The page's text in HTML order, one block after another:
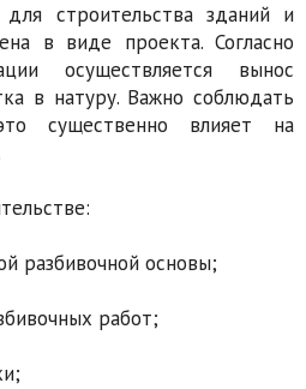
строительства зданий и
в виде проекта. Согласно
осуществляется вынос
в натуру. Важно соблюдать
существенно влияет на
разбивочной основы;
работ;